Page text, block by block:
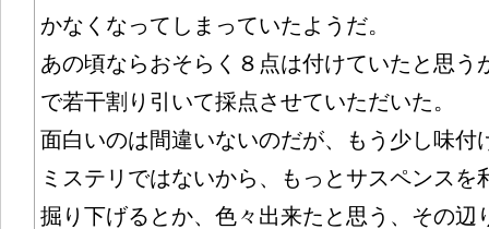
かなくなってしまっていたようだ。
あの頃ならおそらく８点は付けていたと思う
で若干割り引いて採点させていただいた。
面白いのは間違いないのだが、もう少し味付
ミステリではないから、もっとサスペンスを
掘り下げるとか、色々出来たと思う、その辺